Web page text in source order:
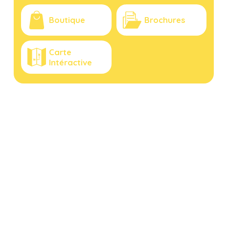
Boutique Brochures
Carte
Intéractive